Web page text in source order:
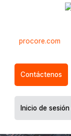
procore.com
Contáctenos
Inicio de